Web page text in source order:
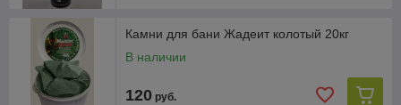
Камни для бани Жадеит колотый 20кг
В наличии
120 руб.